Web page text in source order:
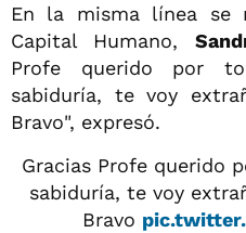
En la misma línea
Capital Humano,
Profe querido por
sabiduría, te voy
Bravo", expresó.
Gracias Profe querido
sabiduría, te voy
Bravo